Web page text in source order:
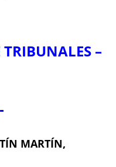
TRIBUNALES –
MARTÍN,